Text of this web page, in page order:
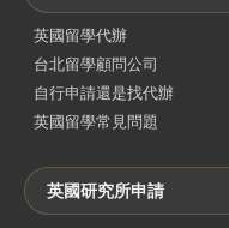
英國留學代辦
台北留學顧問公司
自行申請還是找代辦
英國留學常見問題
英國研究所申請